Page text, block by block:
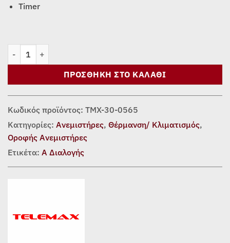
Timer
Ανεμιστήρας Οροφής Telemax CES565SL Wi-Fi ποσότητα
ΠΡΟΣΘΉΚΗ ΣΤΟ ΚΑΛΆΘΙ
Κωδικός προϊόντος: TMX-30-0565
Κατηγορίες: Ανεμιστήρες, Θέρμανση/ Κλιματισμός,
Οροφής Ανεμιστήρες
Ετικέτα: Α Διαλογής